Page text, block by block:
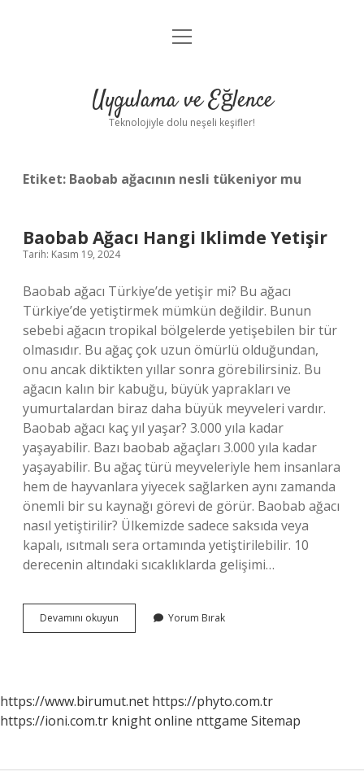
Anasayfa
Yasal Uyarı
menüyü
Uygulama ve Eğlence
Teknolojiyle dolu neşeli keşifler!
Etiket: Baobab ağacının nesli tükeniyor mu
Baobab Ağacı Hangi Iklimde Yetişir
Tarih: Kasım 19, 2024
Baobab ağacı Türkiye’de yetişir mi? Bu ağacı
Türkiye’de yetiştirmek mümkün değildir. Bunun
sebebi ağacın tropikal bölgelerde yetişebilen bir tür
olmasıdır. Bu ağaç çok uzun ömürlü olduğundan,
onu ancak diktikten yıllar sonra görebilirsiniz. Bu
ağacın kalın bir kabuğu, büyük yaprakları ve
yumurtalardan biraz daha büyük meyveleri vardır.
Baobab ağacı kaç yıl yaşar? 3.000 yıla kadar
yaşayabilir. Bazı baobab ağaçları 3.000 yıla kadar
yaşayabilir. Bu ağaç türü meyveleriyle hem insanlara
hem de hayvanlara yiyecek sağlarken aynı zamanda
önemli bir su kaynağı görevi de görür. Baobab ağacı
nasıl yetiştirilir? Ülkemizde sadece saksıda veya
kapalı, ısıtmalı sera ortamında yetiştirilebilir. 10
derecenin altındaki sıcaklıklarda gelişimi…
Devamını okuyun Baobab
Ağacı
Yorum Bırak
https://www.birumut.net https://phyto.com.tr
https://ioni.com.tr knight online nttgame Sitemap